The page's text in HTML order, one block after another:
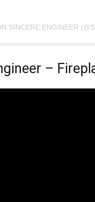
SINCERE ENGINEER
–